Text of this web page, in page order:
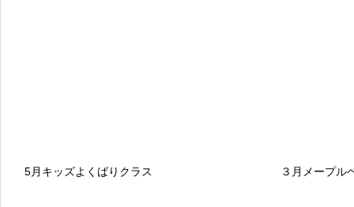
5月キッズよくばりクラス ３月メープル